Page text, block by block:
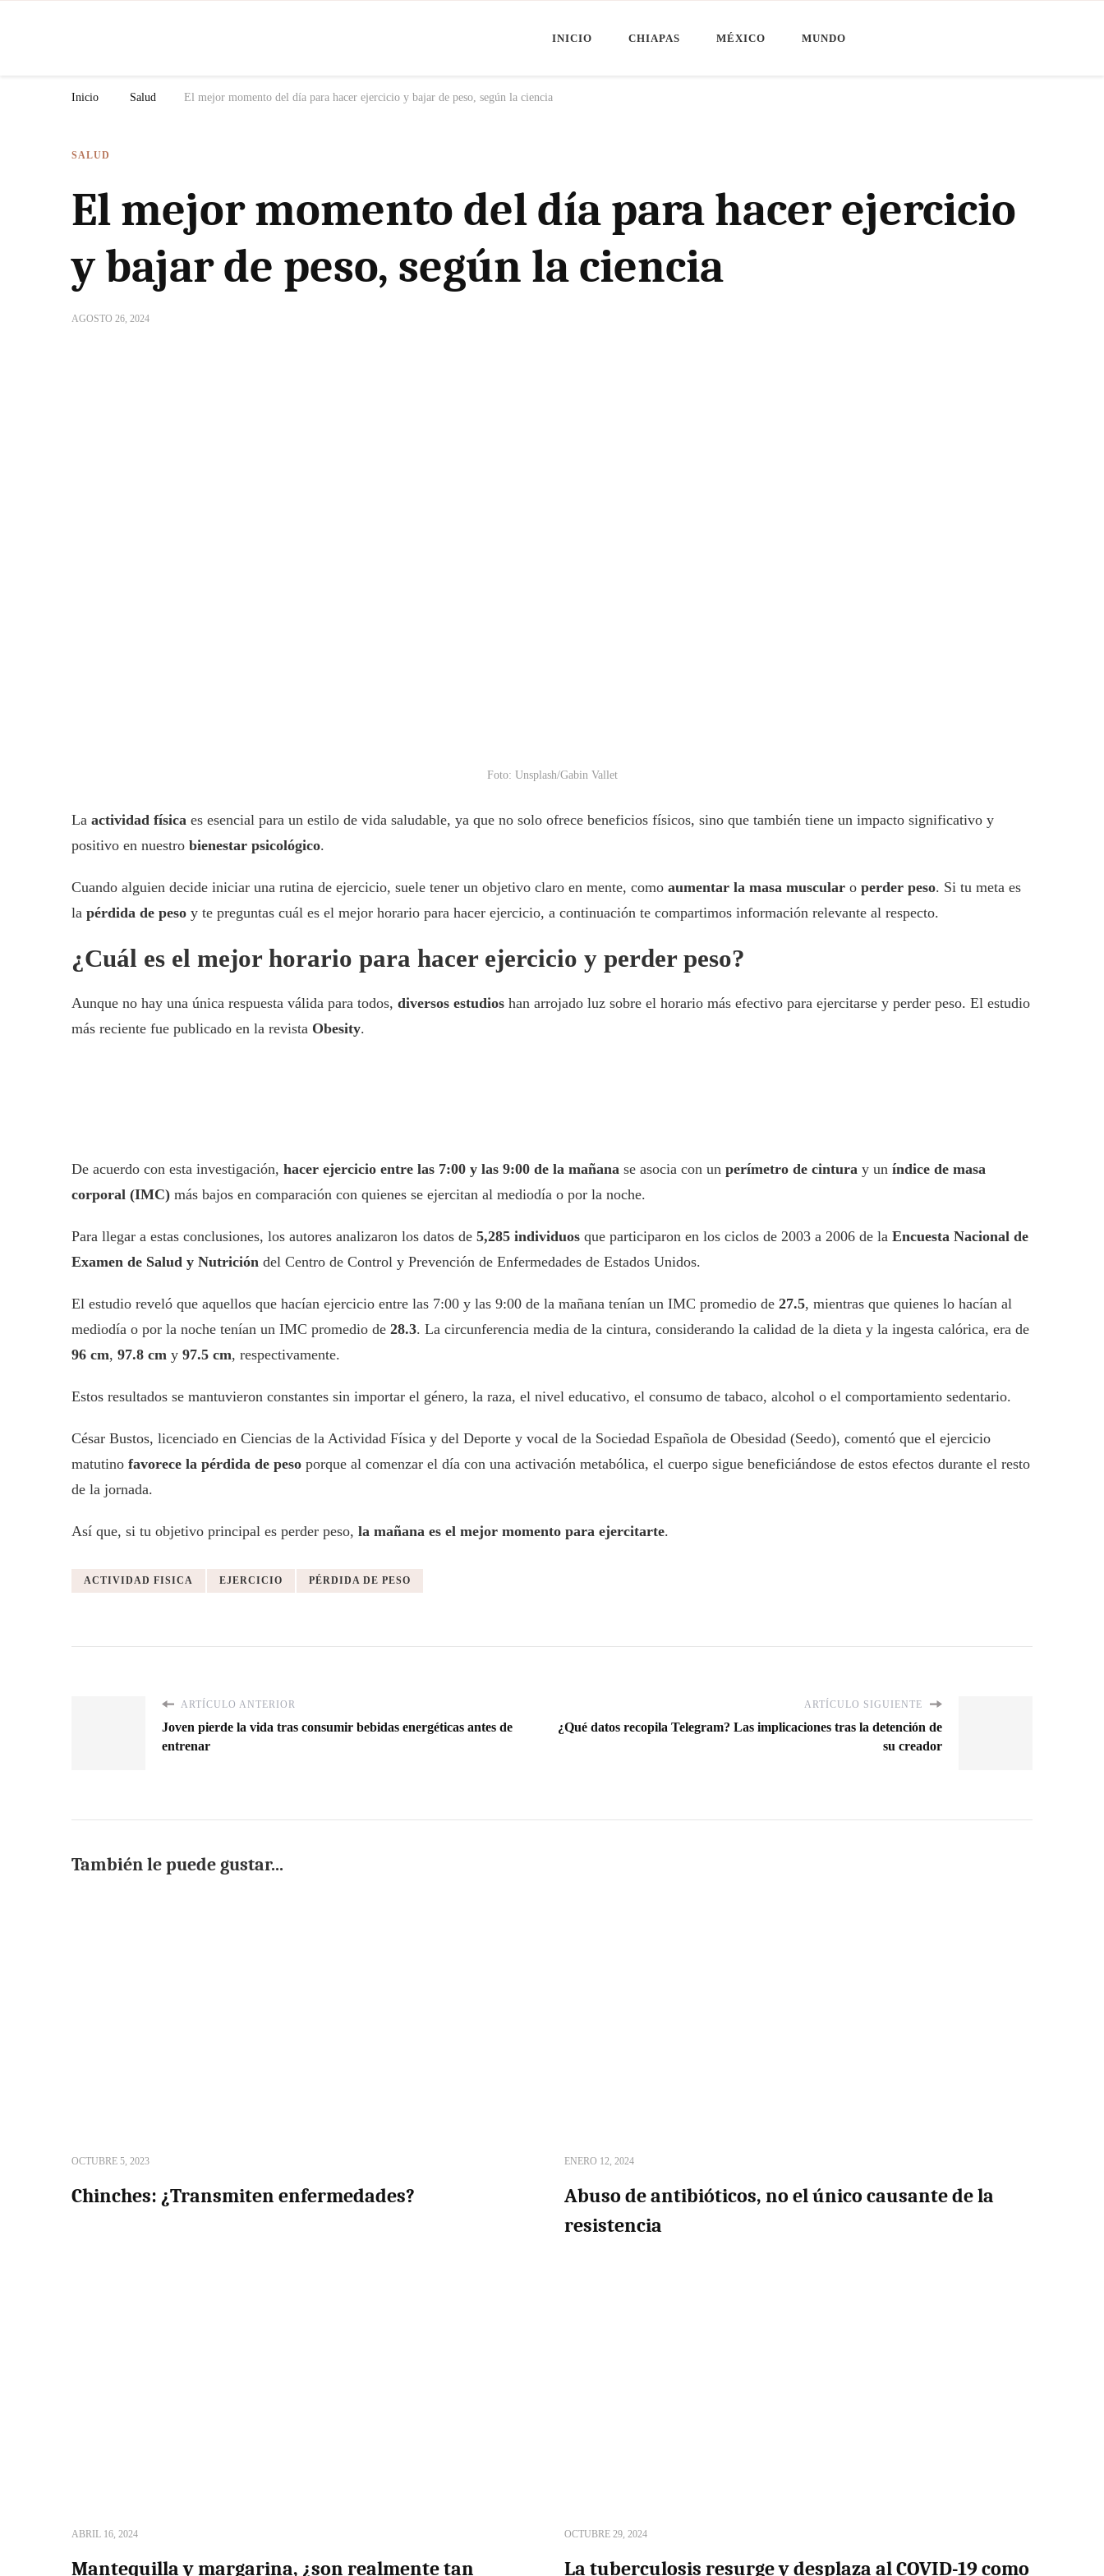
INICIO CHIAPAS MÉXICO MUNDO
Inicio Salud El mejor momento del día para hacer ejercicio y bajar de peso, según la ciencia
SALUD
El mejor momento del día para hacer ejercicio
y bajar de peso, según la ciencia
AGOSTO 26, 2024
Foto: Unsplash/Gabin Vallet
La actividad física es esencial para un estilo de vida saludable, ya que no solo ofrece beneficios físicos, sino que también tiene un impacto significativo y
positivo en nuestro bienestar psicológico.
Cuando alguien decide iniciar una rutina de ejercicio, suele tener un objetivo claro en mente, como aumentar la masa muscular o perder peso. Si tu meta es
la pérdida de peso y te preguntas cuál es el mejor horario para hacer ejercicio, a continuación te compartimos información relevante al respecto.
¿Cuál es el mejor horario para hacer ejercicio y perder peso?
Aunque no hay una única respuesta válida para todos, diversos estudios han arrojado luz sobre el horario más efectivo para ejercitarse y perder peso. El estudio
más reciente fue publicado en la revista Obesity.
De acuerdo con esta investigación, hacer ejercicio entre las 7:00 y las 9:00 de la mañana se asocia con un perímetro de cintura y un índice de masa
corporal (IMC) más bajos en comparación con quienes se ejercitan al mediodía o por la noche.
Para llegar a estas conclusiones, los autores analizaron los datos de 5,285 individuos que participaron en los ciclos de 2003 a 2006 de la Encuesta Nacional de
Examen de Salud y Nutrición del Centro de Control y Prevención de Enfermedades de Estados Unidos.
El estudio reveló que aquellos que hacían ejercicio entre las 7:00 y las 9:00 de la mañana tenían un IMC promedio de 27.5, mientras que quienes lo hacían al
mediodía o por la noche tenían un IMC promedio de 28.3. La circunferencia media de la cintura, considerando la calidad de la dieta y la ingesta calórica, era de
96 cm, 97.8 cm y 97.5 cm, respectivamente.
Estos resultados se mantuvieron constantes sin importar el género, la raza, el nivel educativo, el consumo de tabaco, alcohol o el comportamiento sedentario.
César Bustos, licenciado en Ciencias de la Actividad Física y del Deporte y vocal de la Sociedad Española de Obesidad (Seedo), comentó que el ejercicio
matutino favorece la pérdida de peso porque al comenzar el día con una activación metabólica, el cuerpo sigue beneficiándose de estos efectos durante el resto
de la jornada.
Así que, si tu objetivo principal es perder peso, la mañana es el mejor momento para ejercitarte.
ACTIVIDAD FISICA EJERCICIO PÉRDIDA DE PESO
ARTÍCULO ANTERIOR
Joven pierde la vida tras consumir bebidas energéticas antes de
entrenar
ARTÍCULO SIGUIENTE
¿Qué datos recopila Telegram? Las implicaciones tras la detención de
su creador
También le puede gustar...
OCTUBRE 5, 2023
Chinches: ¿Transmiten enfermedades?
ENERO 12, 2024
Abuso de antibióticos, no el único causante de la
resistencia
ABRIL 16, 2024
Mantequilla y margarina, ¿son realmente tan
OCTUBRE 29, 2024
La tuberculosis resurge y desplaza al COVID-19 como